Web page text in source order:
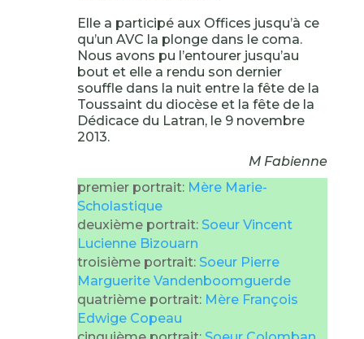
Elle a participé aux Offices jusqu’à ce
qu’un AVC la plonge dans le coma.
Nous avons pu l’entourer jusqu’au
bout et elle a rendu son dernier
souffle dans la nuit entre la fête de la
Toussaint du diocèse et la fête de la
Dédicace du Latran, le 9 novembre
2013.
M Fabienne
premier portrait: Mère Marie-
Scholastique
deuxième portrait: Soeur Vincent
Lucienne Bizouarn
troisième portrait: Soeur Pierre
Marguerite Vandenboomguerde
quatrième portrait: Mère François
Edwige Copeau